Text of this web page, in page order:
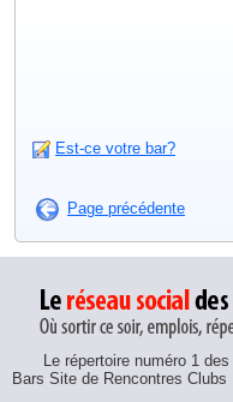
Est-ce votre bar?
Page précédente
Le répertoire numéro 1
Bars Site de Rencontres